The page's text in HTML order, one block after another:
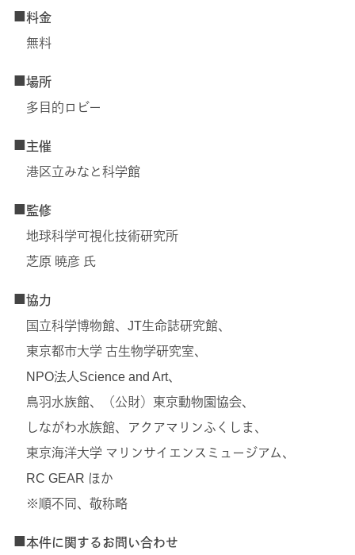
■料金
無料
■場所
多目的ロビー
■主催
港区立みなと科学館
■監修
地球科学可視化技術研究所
芝原 暁彦 氏
■協力
国立科学博物館、JT生命誌研究館、
東京都市大学 古生物学研究室、
NPO法人Science and Art、
鳥羽水族館、（公財）東京動物園協会、
しながわ水族館、アクアマリンふくしま、
東京海洋大学 マリンサイエンスミュージアム、
RC GEAR ほか
※順不同、敬称略
■本件に関するお問い合わせ